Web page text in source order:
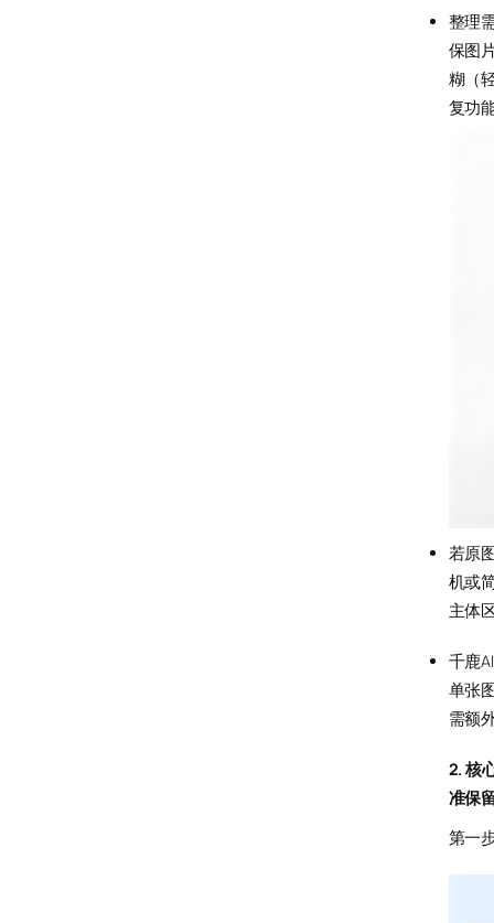
整理
保图
糊（
复功
若原
机或
主体
千鹿
单张
需额
2. 核
准保
第一